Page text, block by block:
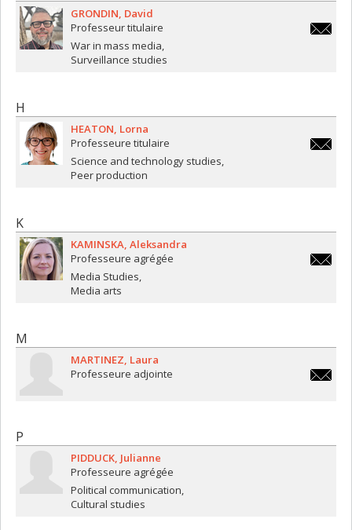
GRONDIN David
Professeur titulaire
War in mass media
Surveillance studies
H
HEATON Lorna
Professeure titulaire
Science and technology studies
Peer production
K
KAMINSKA Aleksandra
Professeure agrégée
Media Studies
Media arts
M
MARTINEZ Laura
Professeure adjointe
P
PIDDUCK Julianne
Professeure agrégée
Political communication
Cultural studies